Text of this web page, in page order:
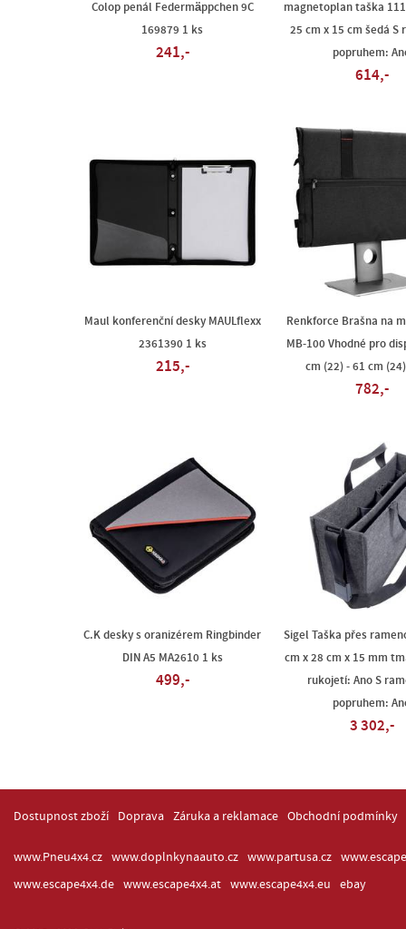
Colop penál Federmäppchen 9C
169879 1 ks
241,-
magnetoplan taška
25 cm x 15 cm šedá S
popruhem:
614,-
Maul konferenční desky MAULflexx
2361390 1 ks
215,-
Renkforce Brašna na
MB-100 Vhodné pro
cm (22) - 61 cm
782,-
C.K desky s oranizérem Ringbinder
DIN A5 MA2610 1 ks
499,-
Sigel Taška přes
cm x 28 cm x 15 mm
rukojetí: Ano S
popruhem:
3 302,-
Dostupnost zboží Doprava Záruka a reklamace Obchodní podmínky
www.Pneu4x4.cz www.doplnkynaauto.cz www.partusa.cz
www.escape4x4.de
www.escape4x4.at www.escape4x4.eu ebay